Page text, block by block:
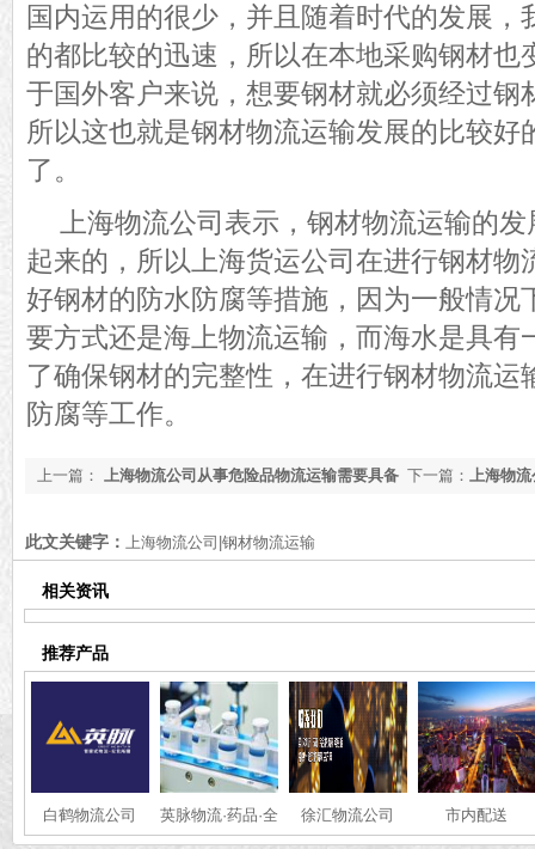
国内运用的很少，并且随着时代的发展，
的都比较的迅速，所以在本地采购钢材也
于国外客户来说，想要钢材就必须经过钢
所以这也就是钢材物流运输发展的比较好
了。
上海物流公司表示，钢材物流运输的
起来的，所以上海货运公司在进行钢材物
好钢材的防水防腐等措施，因为一般情况
要方式还是海上物流运输，而海水是具有
了确保钢材的完整性，在进行钢材物流运
防腐等工作。
下一篇： 上海物
上一篇： 上海物流公司从事危险品物流运输需要具备
此文关键字： 上海物流公司|钢材物流运输
相关资讯
推荐产品
白鹤物流公司
英脉物流·药品·全
国冷链运输
徐汇物流公司 市内配送